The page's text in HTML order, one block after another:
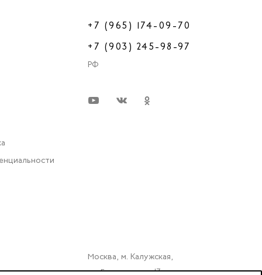
+7 (965) 174-09-70
+7 (903) 245-98-97
РФ
Москва, м. Калужская,
ул. Бутлерова д. 17